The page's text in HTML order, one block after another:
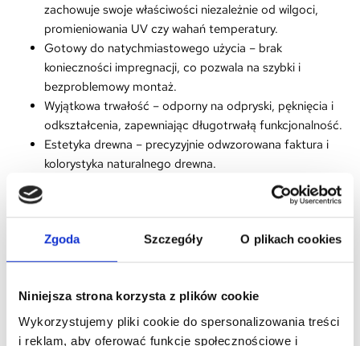
Zgoda Szczegóły O plikach cookies
Niniejsza strona korzysta z plików cookie
Wykorzystujemy pliki cookie do spersonalizowania treści
i reklam, aby oferować funkcje społecznościowe i
zachowuje swoje właściwości niezależnie od wilgoci,
promieniowania UV czy wahań temperatury.
Gotowy do natychmiastowego użycia – brak
konieczności impregnacji, co pozwala na szybki i
bezproblemowy montaż.
Wyjątkowa trwałość – odporny na odpryski, pęknięcia i
odkształcenia, zapewniając długotrwałą funkcjonalność.
Estetyka drewna – precyzyjnie odwzorowana faktura i
kolorystyka naturalnego drewna.
Bezpieczeństwo i komfort – antypoślizgowa
powierzchnia sprzyja wygodnemu użytkowaniu.
Prosta pielęgnacja – utrzymanie w idealnym stanie
wymaga jedynie wody i miękkiej ściereczki.
Montaż „na klik” pozwala na szybkie wykończenie tarasu lub
balkonu, bez konieczności użycia narzędzi czy kleju. Dzięki